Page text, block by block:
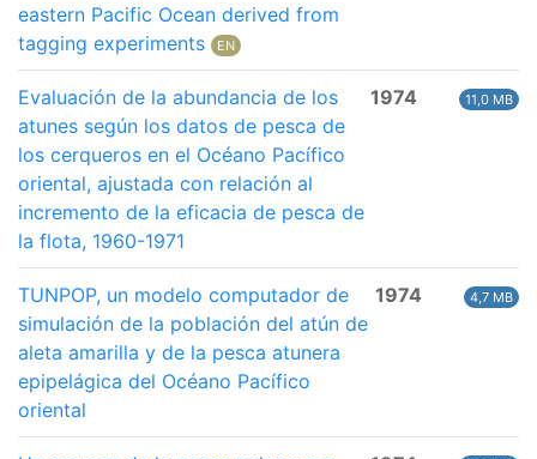
eastern Pacific Ocean derived from
tagging experiments
EN
Evaluación de la abundancia de los
atunes según los datos de pesca de
los cerqueros en el Océano Pacífico
oriental, ajustada con relación al
incremento de la eficacia de pesca de
la flota, 1960-1971
1974 11,0 MB
TUNPOP, un modelo computador de
simulación de la población del atún de
aleta amarilla y de la pesca atunera
epipelágica del Océano Pacífico
oriental
1974 4,7 MB